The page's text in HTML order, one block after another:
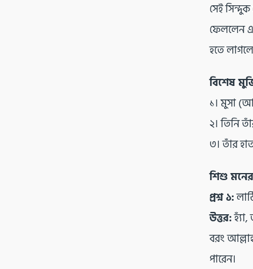
সেই
ফেললেন
হতে
বিশেষ
১। মুসা
২। তিনি
৩। তাঁর
শিশু
প্রশ্ন ১:
উত্তর:
বরং
পারেন।